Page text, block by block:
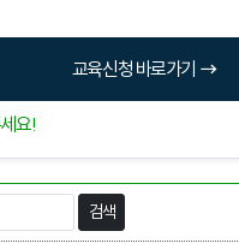
교육신청 바로가기
요!